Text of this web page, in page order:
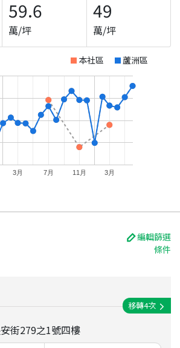
59.6
萬/坪
49
萬/坪
本社區 蘆洲區
3月 7月 11月 3月
編輯篩選
條件
街279之1號四樓
移轉4次